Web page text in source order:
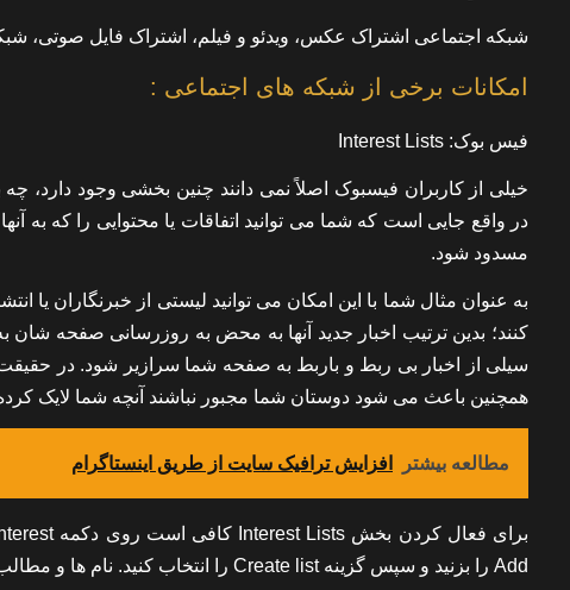
شبکه اجتماعی اشتراک عکس، ویدئو و فیلم، اشتراک فایل صوتی،
امکانات برخی از شبکه های اجتماعی :
فیس بوک: Interest Lists
مسدود شود.
به عنوان مثال شما با این امکان می توانید لیستی از خبرنگاران یا
کنند؛ بدین ترتیب اخبار جدید آنها به محض به روزرسانی صفحه
همچنین باعث می شود دوستان شما مجبور نباشند آنچه شما لایک کرده
مطالعه بیشتر افزایش ترافیک سایت از طریق اینستاگرام
Add را بزنید و سپس گزینه Create list را انتخاب کنید. نام ها و مطالب را جستجو و Add کنید. قسمت امنیت را تیک و بعد کلمه done را بزنید.